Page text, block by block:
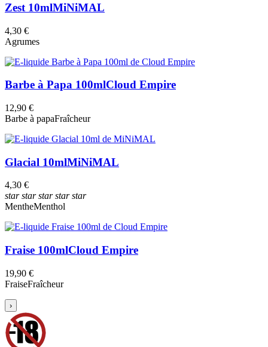
Zest 10mlMiNiMAL
4,30 €
Agrumes
Barbe à Papa 100mlCloud Empire
12,90 €
Barbe à papaFraîcheur
Glacial 10mlMiNiMAL
4,30 €
starstarstarstarstar
MentheMenthol
Fraise 100mlCloud Empire
19,90 €
FraiseFraîcheur
›